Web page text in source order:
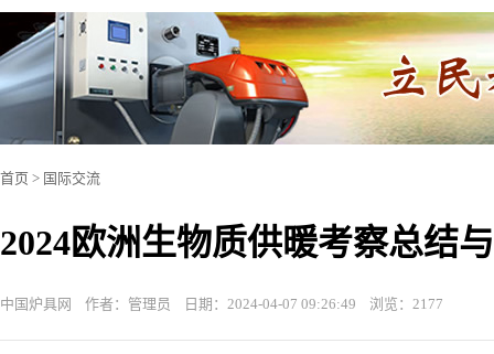
首页 > 国际交流
2024欧洲生物质供暖考察总结
中国炉具网 作者：管理员 日期：2024-04-07 09:26:49 浏览：2177